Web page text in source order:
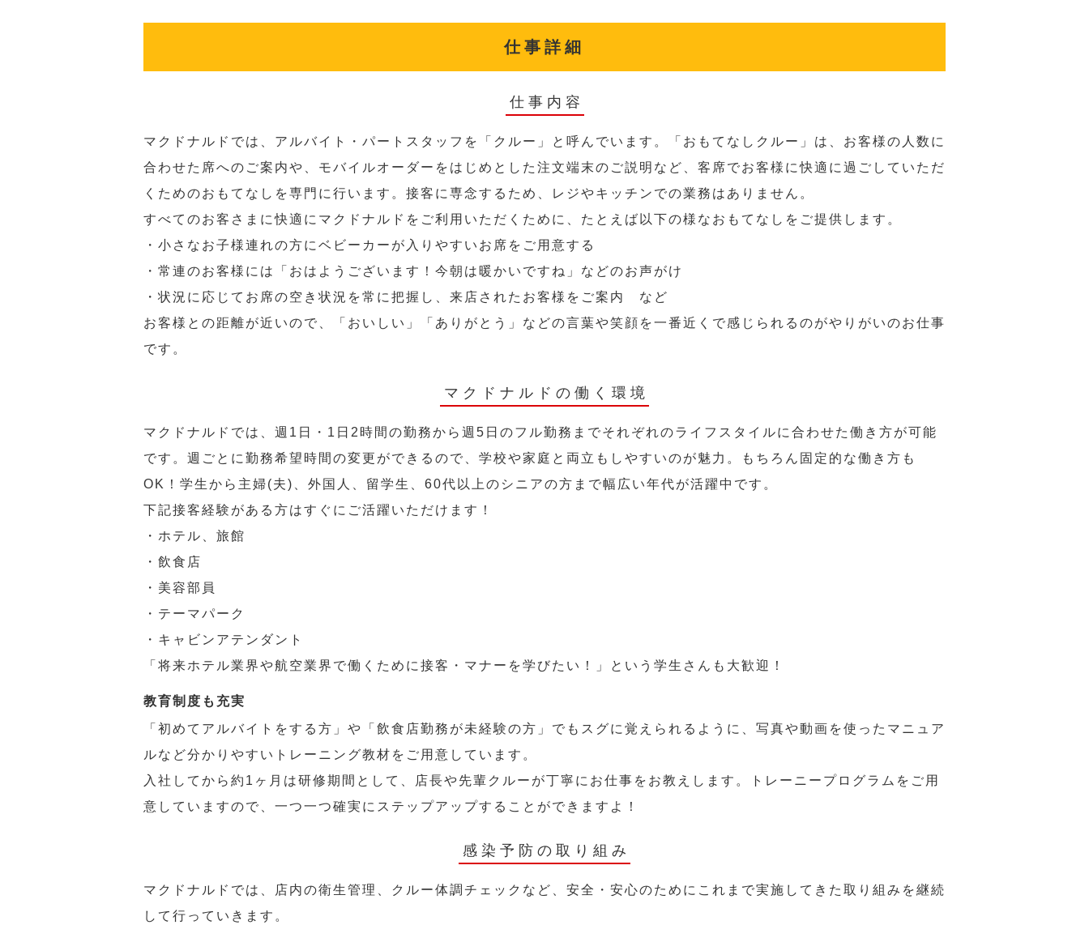
仕事詳細
仕事内容
マクドナルドでは、アルバイト・パートスタッフを「クルー」と呼んでいます。「おもてなしクルー」は、お客様の人数に
合わせた席へのご案内や、モバイルオーダーをはじめとした注文端末のご説明など、客席でお客様に快適に過ごしていただ
くためのおもてなしを専門に行います。接客に専念するため、レジやキッチンでの業務はありません。
すべてのお客さまに快適にマクドナルドをご利用いただくために、たとえば以下の様なおもてなしをご提供します。
・小さなお子様連れの方にベビーカーが入りやすいお席をご用意する
・常連のお客様には「おはようございます！今朝は暖かいですね」などのお声がけ
・状況に応じてお席の空き状況を常に把握し、来店されたお客様をご案内 など
お客様との距離が近いので、「おいしい」「ありがとう」などの言葉や笑顔を一番近くで感じられるのがやりがいのお仕事
です。
マクドナルドの働く環境
マクドナルドでは、週1日・1日2時間の勤務から週5日のフル勤務までそれぞれのライフスタイルに合わせた働き方が可能
です。週ごとに勤務希望時間の変更ができるので、学校や家庭と両立もしやすいのが魅力。もちろん固定的な働き方も
OK！学生から主婦(夫)、外国人、留学生、60代以上のシニアの方まで幅広い年代が活躍中です。
下記接客経験がある方はすぐにご活躍いただけます！
・ホテル、旅館
・飲食店
・美容部員
・テーマパーク
・キャビンアテンダント
「将来ホテル業界や航空業界で働くために接客・マナーを学びたい！」という学生さんも大歓迎！
教育制度も充実
「初めてアルバイトをする方」や「飲食店勤務が未経験の方」でもスグに覚えられるように、写真や動画を使ったマニュア
ルなど分かりやすいトレーニング教材をご用意しています。
入社してから約1ヶ月は研修期間として、店長や先輩クルーが丁寧にお仕事をお教えします。トレーニープログラムをご用
意していますので、一つ一つ確実にステップアップすることができますよ！
感染予防の取り組み
マクドナルドでは、店内の衛生管理、クルー体調チェックなど、安全・安心のためにこれまで実施してきた取り組みを継続
して行っていきます。